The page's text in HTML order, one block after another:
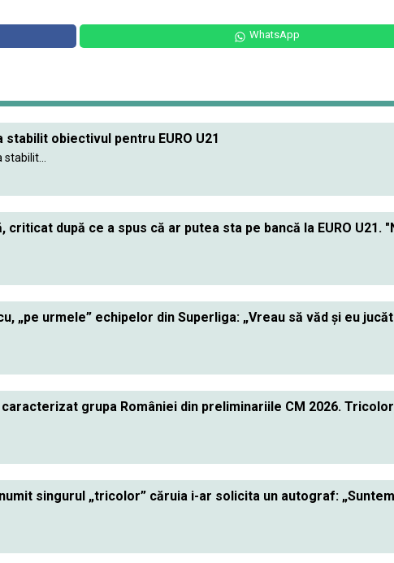
WhatsApp
stabilit obiectivul pentru EURO U21
criticat după ce a spus că ar putea sta pe bancă la EURO U21.
„pe urmele” echipelor din Superliga: „Vreau să văd și eu
caracterizat grupa României din preliminariile CM 2026.
singurul „tricolor” căruia i-ar solicita un autograf: